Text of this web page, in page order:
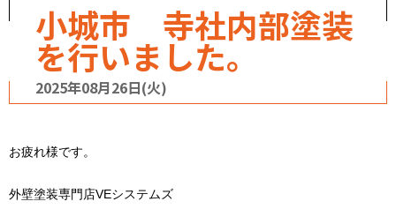
小城市 寺社内部塗装
を行いました。
2025年08月26日(火)
お疲れ様です。
外壁塗装専門店VEシステムズ